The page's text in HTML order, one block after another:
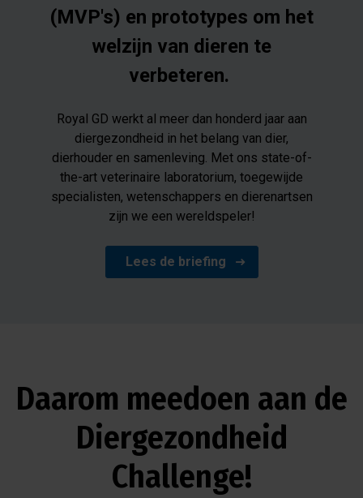
(MVP's) en prototypes om het
welzijn van dieren te
verbeteren.
Royal GD werkt al meer dan honderd jaar aan
diergezondheid in het belang van dier,
dierhouder en samenleving. Met ons state-of-
the-art veterinaire laboratorium, toegewijde
specialisten, wetenschappers en dierenartsen
zijn we een wereldspeler!
Lees de briefing
Daarom meedoen aan de
Diergezondheid
Challenge!